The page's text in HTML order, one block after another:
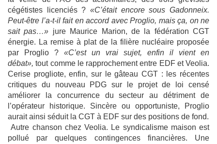
cégétistes licenciés ? «C’était encore sous Gadonneix.
Peut-être l’a-t-il fait en accord avec Proglio, mais ça, on ne
sait pas…» jure Maurice Marion, de la fédération CGT
énergie. La remise à plat de la filière nucléaire proposée
par Proglio ? «C’est un vrai sujet, enfin il vient en
débat», tout comme le rapprochement entre EDF et Veolia.
Cerise progliote, enfin, sur le gâteau CGT : les récentes
critiques du nouveau PDG sur le projet de loi censé
améliorer la concurrence du secteur au détriment de
l’opérateur historique. Sincère ou opportuniste, Proglio
aurait ainsi séduit la CGT à EDF sur des positions de fond.
Autre chanson chez Veolia. Le syndicalisme maison est
pollué par quelques contingences financières. Une